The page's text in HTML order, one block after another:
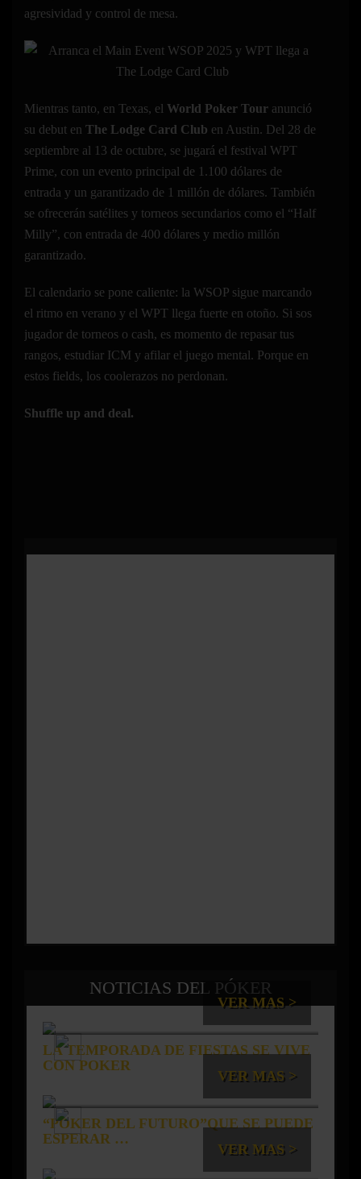
agresividad y control de mesa.
Mientras tanto, en Texas, el World Poker Tour anunció
su debut en The Lodge Card Club en Austin. Del 28 de
septiembre al 13 de octubre, se jugará el festival WPT
Prime, con un evento principal de 1.100 dólares de
entrada y un garantizado de 1 millón de dólares. También
se ofrecerán satélites y torneos secundarios como el “Half
Milly”, con entrada de 400 dólares y medio millón
garantizado.
El calendario se pone caliente: la WSOP sigue marcando
el ritmo en verano y el WPT llega fuerte en otoño. Si sos
jugador de torneos o cash, es momento de repasar tus
rangos, estudiar ICM y afilar el juego mental. Porque en
estos fields, los coolerazos no perdonan.
Shuffle up and deal.
NOTICIAS DEL PÓKER
VER MAS >
LA TEMPORADA DE FIESTAS SE VIVE
CON POKER
VER MAS >
“PÓKER DEL FUTURO”QUE SE PUEDE
ESPERAR …
VER MAS >